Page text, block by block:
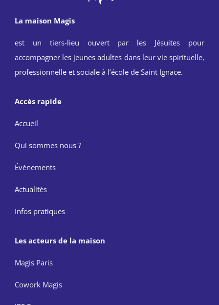
La maison Magis
est un tiers-lieu ouvert par les Jésuites pour
accompagner les jeunes adultes dans leur vie spirituelle,
professionnelle et sociale à l’école de Saint Ignace.
Accès rapide
Accueil
Qui sommes nous ?
Événements
Actualités
Infos pratiques
Les acteurs de la maison
Magis Paris
Cowork Magis